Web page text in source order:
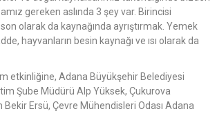
gereken aslında 3 şey var. Birincisi
olarak da kaynağında ayrıştırmak. Yemek
hayvanların besin kaynağı ve ısı olarak da
etkinliğine, Adana Büyükşehir Belediyesi
Şube Müdürü Alp Yüksek, Çukurova
Ersü, Çevre Mühendisleri Odası Adana